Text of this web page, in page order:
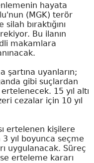
hayata
(MGK) terör
bıraktığını
Bu ilanın
makamlara
şartına uyanların;
gibi suçlardan
15 yıl altı
cezalar için 10 yıl
ertelenen kişilere
yıl boyunca seçme
uygulanacak. Süreç
erteleme kararı